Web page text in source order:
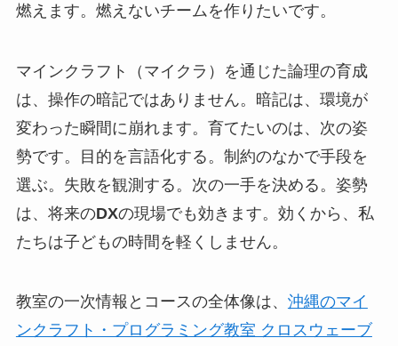
燃えます。燃えないチームを作りたいです。
マインクラフト（マイクラ）を通じた論理の育成
は、操作の暗記ではありません。暗記は、環境が
変わった瞬間に崩れます。育てたいのは、次の姿
勢です。目的を言語化する。制約のなかで手段を
選ぶ。失敗を観測する。次の一手を決める。姿勢
は、将来のDXの現場でも効きます。効くから、私
たちは子どもの時間を軽くしません。
教室の一次情報とコースの全体像は、 沖縄のマイ
ンクラフト・プログラミング教室 クロスウェーブ